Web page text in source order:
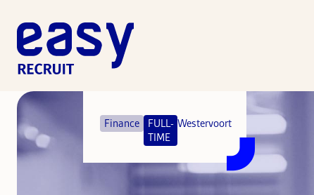
Controller
Finance
FULL-
TIME
Westervoort